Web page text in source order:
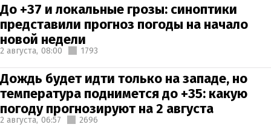
До +37 и локальные грозы: синоптики
представили прогноз погоды на начало
новой недели
2 августа, 08:00 1793
Дождь будет идти только на западе, но
температура поднимется до +35: какую
погоду прогнозируют на 2 августа
2 августа, 06:57 2696